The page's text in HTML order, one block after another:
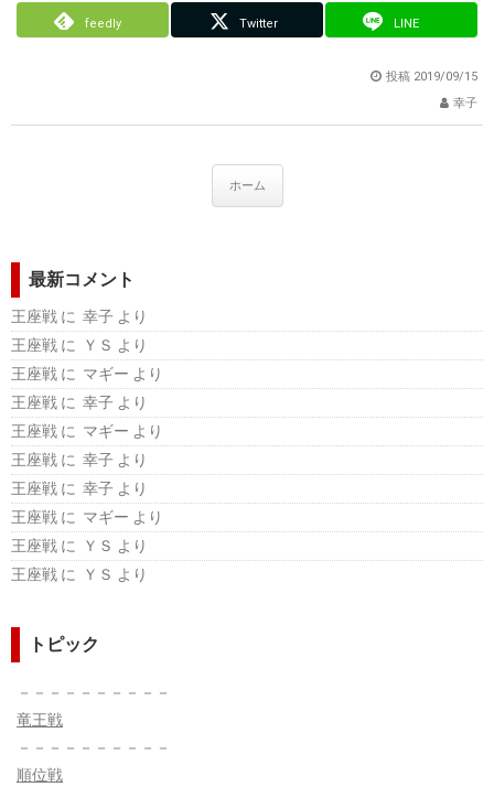
feedly Twitter LINE
投稿 2019/09/15
幸子
ホーム
最新コメント
王座戦 に 幸子 より
王座戦 に ＹＳ より
王座戦 に マギー より
王座戦 に 幸子 より
王座戦 に マギー より
王座戦 に 幸子 より
王座戦 に 幸子 より
王座戦 に マギー より
王座戦 に ＹＳ より
王座戦 に ＹＳ より
トピック
－－－－－－－－－－
竜王戦
－－－－－－－－－－
順位戦